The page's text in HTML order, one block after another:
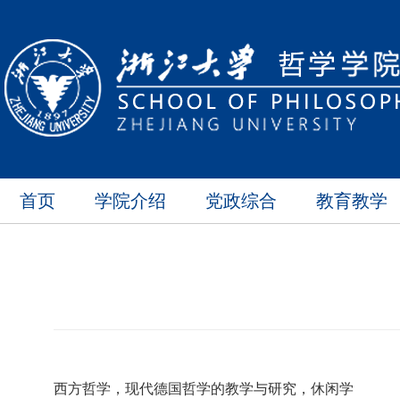
首页 学院介绍 党政综合 教育教学
西方哲学，现代德国哲学的教学与研究，休闲学